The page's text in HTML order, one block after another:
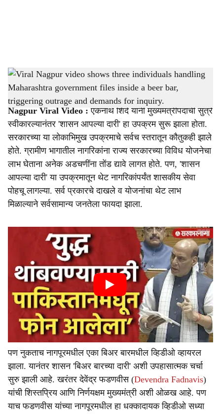
h
a
r
e
Viral Nagpur video shows three individuals handling Maharashtra government files
inside a beer bar, triggering outrage and demands for inquiry.
-Sarkarnama
Nagpur Viral Video : एकनाथ शिंदे यांनी मुख्यमंत्रीपदाची सुत्रे
स्वीकारल्यानंतर 'शासन आपल्या दारी' हा उपक्रम सुरू झाला होता.
सरकारच्या या लोकाभिमुख उपक्रमाचे सर्वच स्तरातून कौतुकही झाले
होते. ग्रामीण भागातील नागरिकांना राज्य सरकारच्या विविध योजनेचा
लाभ घेताना अनेक अडचणींना तोंड द्यावे लागत होते. पण, 'शासन
आपल्या दारी' या उपक्रमातून थेट नागरिकांपर्यंत शासकीय सेवा
पोहचू लागल्या. सर्व प्रकारचे दाखले व योजनांचा थेट लाभ
मिळाल्याने सर्वसामान्य जनतेला फायदा झाला.
पण नुकताच नागपूरमधील एका बिअर बारमधील व्हिडीओ व्हायरल
झाला. यानंतर शासन 'बिअर बारच्या दारी' अशी उपहासात्मक चर्चा
सुरु झाली आहे. खरंतर देवेंद्र फडणवीस (Devendra Fadnavis)
यांची शिस्तप्रिय आणि निर्णयक्षम मुख्यमंत्री अशी ओळख आहे. पण
याच फडणवीस यांच्या नागपूरमधील हा धक्कादायक व्हिडीओ सध्या